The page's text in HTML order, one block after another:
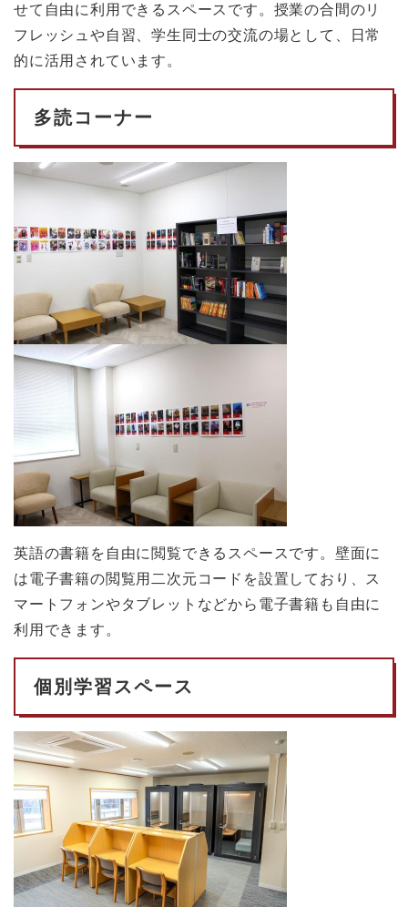
せて自由に利用できるスペースです。授業の合間のリ
フレッシュや自習、学生同士の交流の場として、日常
的に活用されています。
多読コーナー
英語の書籍を自由に閲覧できるスペースです。壁面に
は電子書籍の閲覧用二次元コードを設置しており、ス
マートフォンやタブレットなどから電子書籍も自由に
利用できます。
個別学習スペース